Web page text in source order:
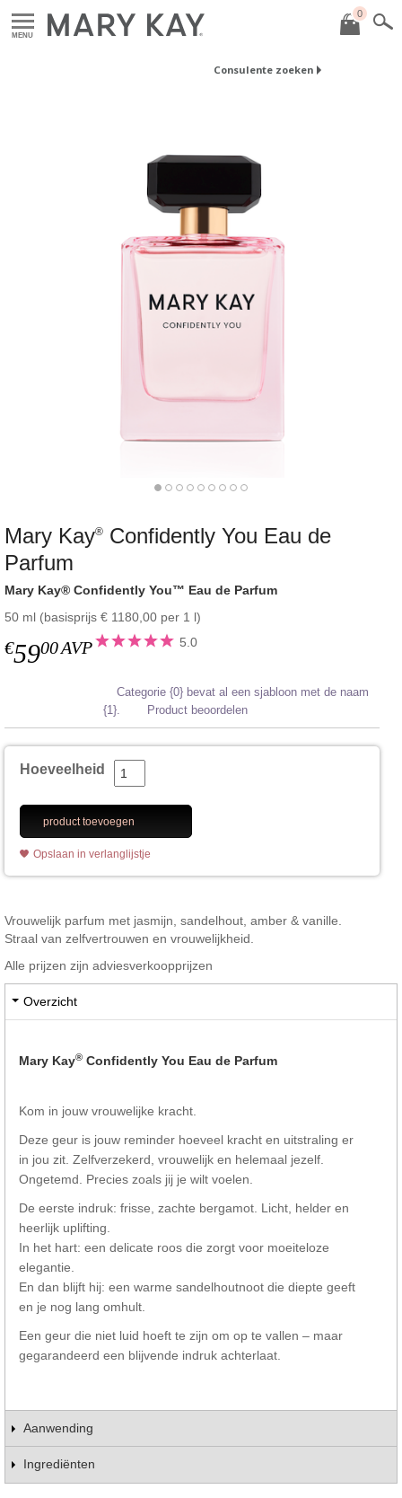
MENU
0
Consulente zoeken
Mary Kay® Confidently You Eau de
Parfum
Mary Kay® Confidently You™ Eau de Parfum
50 ml (basisprijs € 1180,00 per 1 l)
€5900AVP 5.0
Categorie {0} bevat al een sjabloon met de naam
{1}.
Product beoordelen
Hoeveelheid
product toevoegen
Opslaan in verlanglijstje
Vrouwelijk parfum met jasmijn, sandelhout, amber & vanille.
Straal van zelfvertrouwen en vrouwelijkheid.
Alle prijzen zijn adviesverkoopprijzen
Overzicht
Mary Kay® Confidently You Eau de Parfum
Kom in jouw vrouwelijke kracht.
Deze geur is jouw reminder hoeveel kracht en uitstraling er
in jou zit. Zelfverzekerd, vrouwelijk en helemaal jezelf.
Ongetemd. Precies zoals jij je wilt voelen.
De eerste indruk: frisse, zachte bergamot. Licht, helder en
heerlijk uplifting.
In het hart: een delicate roos die zorgt voor moeiteloze
elegantie.
En dan blijft hij: een warme sandelhoutnoot die diepte geeft
en je nog lang omhult.
Een geur die niet luid hoeft te zijn om op te vallen – maar
gegarandeerd een blijvende indruk achterlaat.
Aanwending
Ingrediënten